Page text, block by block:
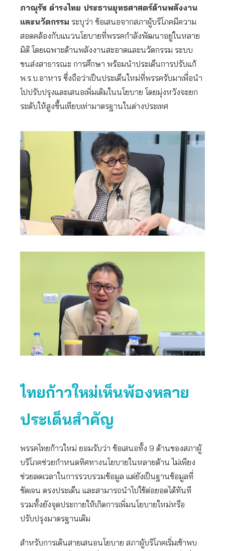
ภาณุรัช ดำรงไทย ประธานยุทธศาสตร์ด้านพลังงาน
และนวัตกรรม ระบุว่า ข้อเสนอจากสภาผู้บริโภคมีความ
สอดคล้องกับแนวนโยบายที่พรรคกำลังพัฒนาอยู่ในหลาย
มิติ โดยเฉพาะด้านพลังงานสะอาดและนวัตกรรม ระบบ
ขนส่งสาธารณะ การศึกษา พร้อมนำประเด็นการปรับแก้
พ.ร.บ.อาหาร ซึ่งถือว่าเป็นประเด็นใหม่ที่พรรครับมาเพื่อนำ
ไปปรับปรุงและเสนอเพิ่มเติมในนโยบาย โดยมุ่งหวังจะยก
ระดับให้สูงขึ้นเทียบเท่ามาตรฐานในต่างประเทศ
ไทยก้าวใหม่เห็นพ้องหลาย
ประเด็นสำคัญ
พรรคไทยก้าวใหม่ ยอมรับว่า ข้อเสนอทั้ง 9 ด้านของสภาผู้
บริโภคช่วยกำหนดทิศทางนโยบายในหลายด้าน ไม่เพียง
ช่วยลดเวลาในการรวบรวมข้อมูล แต่ยังเป็นฐานข้อมูลที่
ชัดเจน ตรงประเด็น และสามารถนำไปใช้ต่อยอดได้ทันที
รวมทั้งยังจุดประกายให้เกิดการเพิ่มนโยบายใหม่หรือ
ปรับปรุงมาตรฐานเดิม
สำหรับการเดินสายเสนอนโยบาย สภาผู้บริโภคเริ่มเข้าพบ